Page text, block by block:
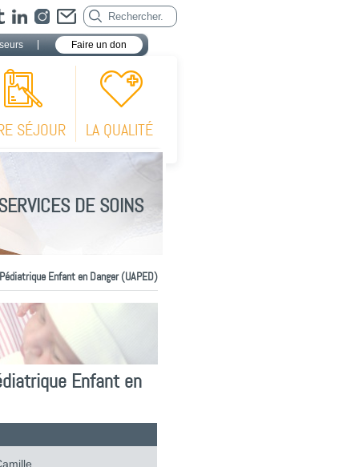
Faire un don
SÉJOUR LA QUALITÉ
DE SOINS
Enfant en Danger (UAPED)
Enfant en